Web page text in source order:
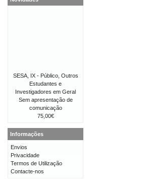
SESA, IX - Público, Outros
Estudantes e
Investigadores em Geral
Sem apresentação de
comunicação
75,00€
Informações
Envios
Privacidade
Termos de Utilização
Contacte-nos